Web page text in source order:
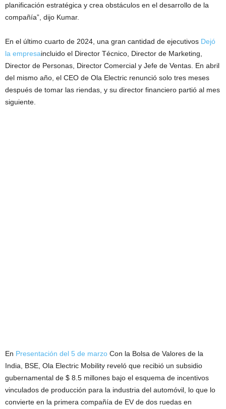
planificación estratégica y crea obstáculos en el desarrollo de la
compañía”, dijo Kumar.
En el último cuarto de 2024, una gran cantidad de ejecutivos Dejó
la empresaincluido el Director Técnico, Director de Marketing,
Director de Personas, Director Comercial y Jefe de Ventas. En abril
del mismo año, el CEO de Ola Electric renunció solo tres meses
después de tomar las riendas, y su director financiero partió al mes
siguiente.
En Presentación del 5 de marzo Con la Bolsa de Valores de la
India, BSE, Ola Electric Mobility reveló que recibió un subsidio
gubernamental de $ 8.5 millones bajo el esquema de incentivos
vinculados de producción para la industria del automóvil, lo que lo
convierte en la primera compañía de EV de dos ruedas en